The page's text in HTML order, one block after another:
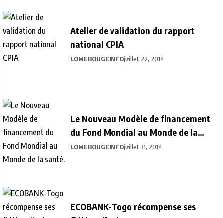
Atelier de validation du rapport
national CPIA
LOMEBOUGEINFOjuillet 22, 2014
Le Nouveau Modèle de financement
du Fond Mondial au Monde de la
santé.
LOMEBOUGEINFOjuillet 31, 2014
ECOBANK-Togo récompense ses